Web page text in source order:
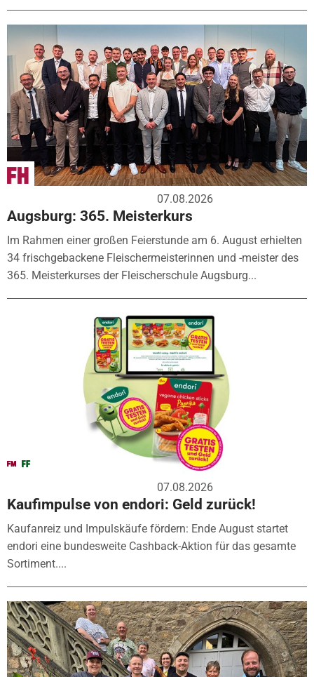
07.08.2026
Augsburg: 365. Meisterkurs
Im Rahmen einer großen Feierstunde am 6. August erhielten
34 frischgebackene Fleischermeisterinnen und -meister des
365. Meisterkurses der Fleischerschule Augsburg...
07.08.2026
Kaufimpulse von endori: Geld zurück!
Kaufanreiz und Impulskäufe fördern: Ende August startet
endori eine bundesweite Cashback-Aktion für das gesamte
Sortiment....